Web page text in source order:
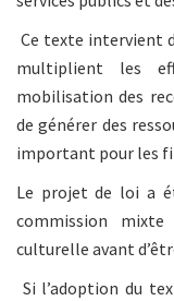
Ce texte intervient
multiplient les
mobilisation des
de générer des
important pour les
Le projet de loi a
commission
culturelle avant
Si l’adoption du